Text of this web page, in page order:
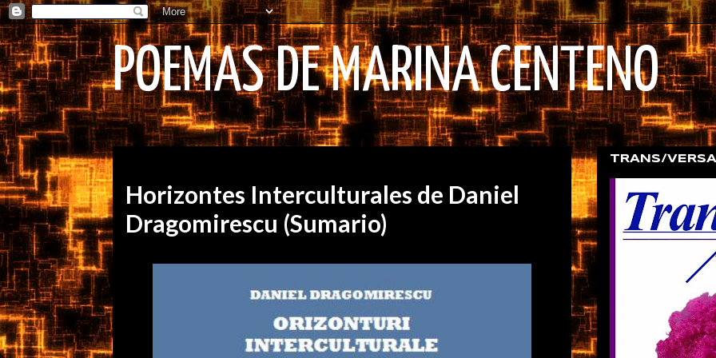
POEMAS DE MARINA CENTENO
Horizontes Interculturales de Daniel
Dragomirescu (Sumario)
TRANS/